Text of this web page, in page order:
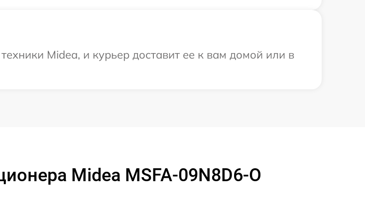
Midea, и курьер доставит ее к вам домой или в
Midea MSFA-09N8D6-O